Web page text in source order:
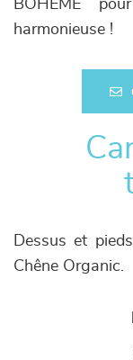
BOHEME
harmonieuse !
Dessus et
Chêne Organic.